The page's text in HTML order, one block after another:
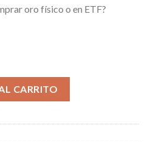
oro físico o en ETF?
tu Patrimonio cantidad
CARRITO